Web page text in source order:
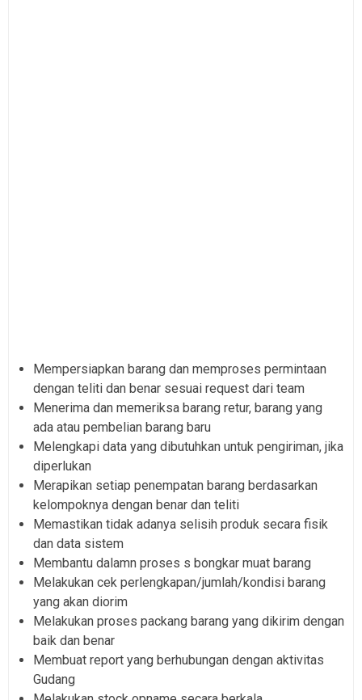
Mempersiapkan barang dan memproses permintaan
dengan teliti dan benar sesuai request dari team
Menerima dan memeriksa barang retur, barang yang
ada atau pembelian barang baru
Melengkapi data yang dibutuhkan untuk pengiriman, jika
diperlukan
Merapikan setiap penempatan barang berdasarkan
kelompoknya dengan benar dan teliti
Memastikan tidak adanya selisih produk secara fisik
dan data sistem
Membantu dalamn proses s bongkar muat barang
Melakukan cek perlengkapan/jumlah/kondisi barang
yang akan diorim
Melakukan proses packang barang yang dikirim dengan
baik dan benar
Membuat report yang berhubungan dengan aktivitas
Gudang